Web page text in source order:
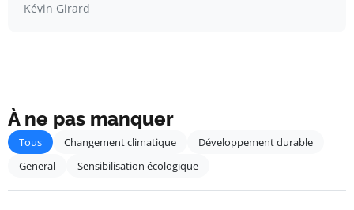
Kévin Girard
À ne pas manquer
Tous Changement climatique
Développement durable
General
Sensibilisation écologique